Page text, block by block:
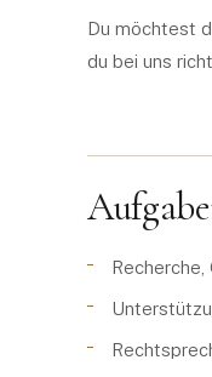
Du möchtest
du bei uns